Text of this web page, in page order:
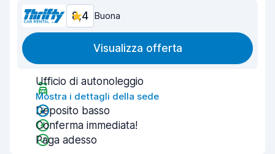
8,4 Buona
Visualizza offerta
Ufficio di autonoleggio
Mostra i dettagli della sede
Deposito basso
Conferma immediata!
Paga adesso